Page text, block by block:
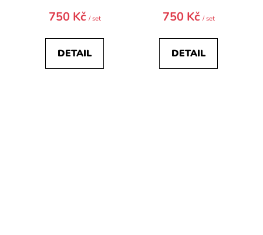
750 Kč / set
DETAIL
750 Kč / set
DETAIL